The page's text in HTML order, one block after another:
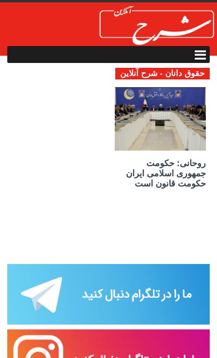
حقوق دانان - شرح آنلاین
روحانی: حکومت
جمهوری اسلامی ایران
حکومت قانون است